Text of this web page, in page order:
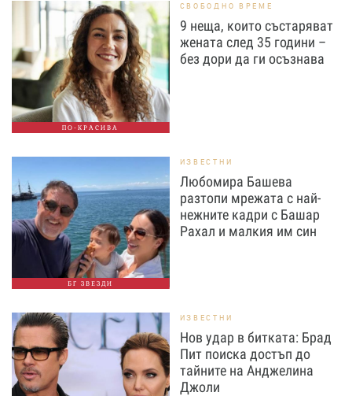
ПО-КРАСИВА
СВОБОДНО ВРЕМЕ
9 неща, които състаряват
жената след 35 години –
без дори да ги осъзнава
БГ ЗВЕЗДИ
ИЗВЕСТНИ
Любомира Башева
разтопи мрежата с най-
нежните кадри с Башар
Рахал и малкия им син
ИЗВЕСТНИ
Нов удар в битката: Брад
Пит поиска достъп до
тайните на Анджелина
Джоли